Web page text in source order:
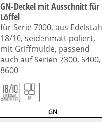
GN-Deckel mit Ausschnitt für
Löffel
für Serie 7000, aus
18/10, seidenmatt poliert,
mit Griffmulde, passend
auch auf Serien 7300, 6400,
8600
GN